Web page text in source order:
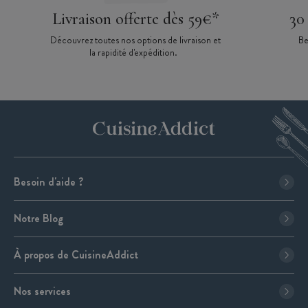
Livraison offerte dès 59€*
Découvrez toutes nos options de livraison et
la rapidité d'expédition.
Besoin d'aide ?
Notre Blog
À propos de CuisineAddict
Nos services